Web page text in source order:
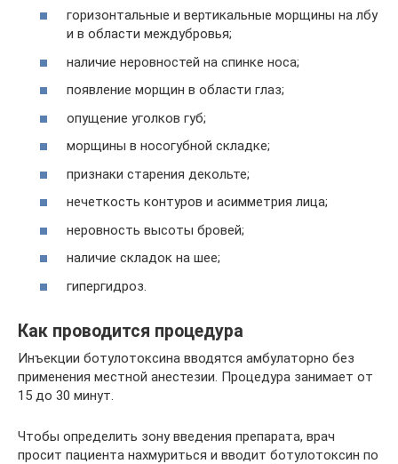
горизонтальные и вертикальные морщины на лбу
и в области междубровья;
наличие неровностей на спинке носа;
появление морщин в области глаз;
опущение уголков губ;
морщины в носогубной складке;
признаки старения декольте;
нечеткость контуров и асимметрия лица;
неровность высоты бровей;
наличие складок на шее;
гипергидроз.
Как проводится процедура
Инъекции ботулотоксина вводятся амбулаторно без
применения местной анестезии. Процедура занимает от
15 до 30 минут.
Чтобы определить зону введения препарата, врач
просит пациента нахмуриться и вводит ботулотоксин по